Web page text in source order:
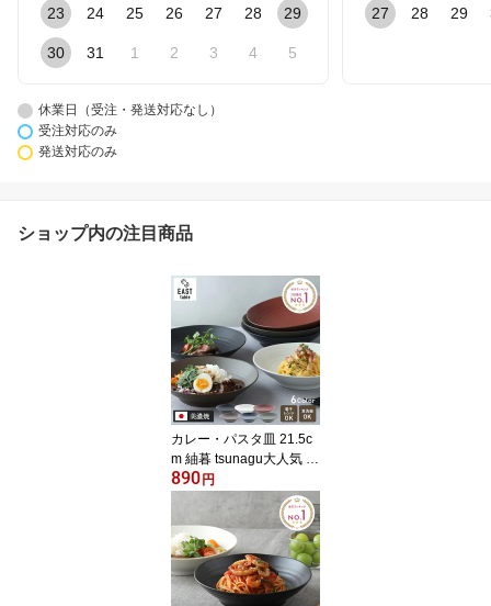
23 24 25 26 27 28 29
30 31 1 2 3 4 5
27 28 29
休業日（受注・発送対応なし）
受注対応のみ
発送対応のみ
ショップ内の注目商品
カレー・パスタ皿 21.5c
m 紬暮 tsunagu大人気 深
皿 皿 お皿 食器 おしゃれ
大鉢 盛り皿 盛鉢 美濃焼
和食器 パスタ皿 カレー
皿 軽量 マットカラー カ
フェ丼 麺類 盛り皿 和モ
ダン おしゃれ 使いやす
い
890円